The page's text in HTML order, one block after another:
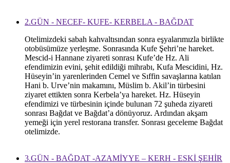
2.GÜN - NECEF- KUFE- KERBELA - BAĞDAT
Otelimizdeki sabah kahvaltısından sonra eşyalarımızla birlikte
otobüsümüze yerleşme. Sonrasında Kufe Şehri’ne hareket.
Mescid-i Hannane ziyareti sonrası Kufe’de Hz. Ali
efendimizin evini, şehit edildiği mihrabı, Kufa Mescidini, Hz.
Hüseyin’in yarenlerinden Cemel ve Sıffin savaşlarına katılan
Hani b. Urve’nin makamını, Müslim b. Akil’in türbesini
ziyaret ettikten sonra Kerbela’ya hareket. Hz. Hüseyin
efendimizi ve türbesinin içinde bulunan 72 şuheda ziyareti
sonrası Bağdat ve Bağdat’a dönüyoruz. Ardından akşam
yemeği için yerel restorana transfer. Sonrası geceleme Bağdat
otelimizde.
3.GÜN - BAĞDAT -AZAMİYYE – KERH - ESKİ ŞEHİR